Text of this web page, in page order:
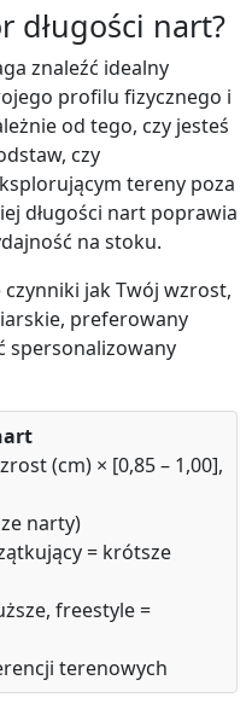
długości nart?
znaleźć idealny
profilu fizycznego i
od tego, czy jesteś
czy
tereny poza
długości nart poprawia
na stoku.
jak Twój wzrost,
preferowany
spersonalizowany
(cm) × [0,85 – 1,00],
narty)
= krótsze
freestyle =
terenowych